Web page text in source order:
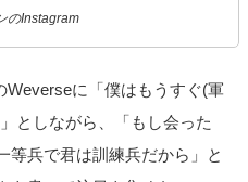
のInstagram
に「僕はもうすぐ(軍
としながら、「もし会った
等兵で君は訓練兵だから」と